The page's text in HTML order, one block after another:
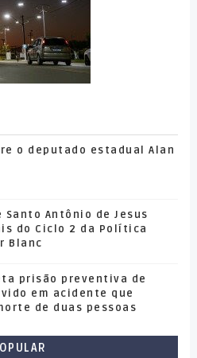
o deputado estadual Alan
Antônio de Jesus
do Ciclo 2 da Política
Blanc
prisão preventiva de
em acidente que
de duas pessoas